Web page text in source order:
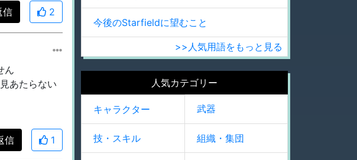
信 2
ん
あたらない
信
1
今後のStarfieldに望むこと
>>人気用語をもっと見る
人気カテゴリー
キャラクター 武器
技・スキル 組織・集団